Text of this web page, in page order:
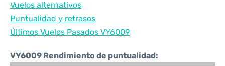
Vuelos alternativos
Puntualidad y retrasos
Últimos Vuelos Pasados VY6009
VY6009 Rendimiento de puntualidad: